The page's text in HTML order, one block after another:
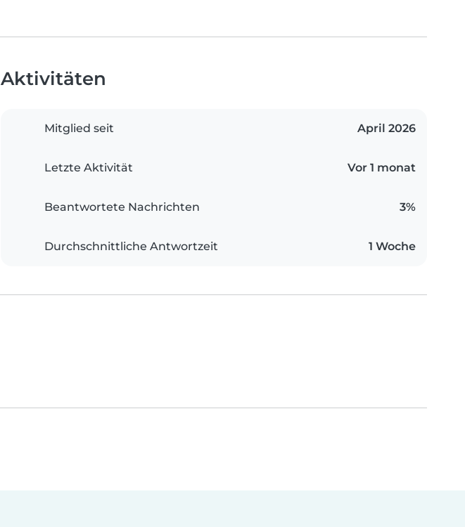
Aktivitäten
Mitglied seit April 2026
Letzte Aktivität Vor 1 monat
Beantwortete Nachrichten 3%
Durchschnittliche Antwortzeit 1 Woche